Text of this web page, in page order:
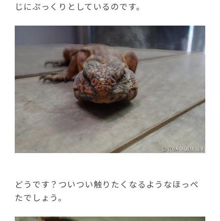
じにぷっくりとしているのです。
どうです？ついつい触りたくなるようなほっぺ
たでしょう。